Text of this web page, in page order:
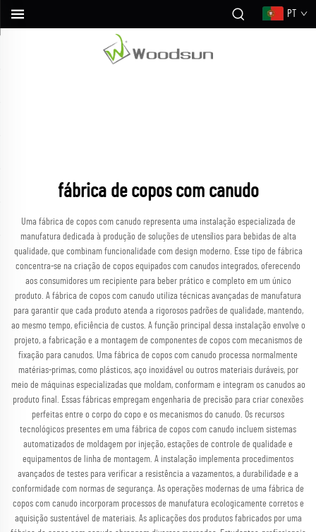
PT
fábrica de copos com canudo
Uma fábrica de copos com canudo representa uma instalação especializada de
manufatura dedicada à produção de soluções de utensílios para bebidas de alta
qualidade, que combinam funcionalidade com design moderno. Esse tipo de fábrica
concentra-se na criação de copos equipados com canudos integrados, oferecendo
aos consumidores um recipiente para beber prático e completo em um único
produto. A fábrica de copos com canudo utiliza técnicas avançadas de manufatura
para garantir que cada produto atenda a rigorosos padrões de qualidade, mantendo,
ao mesmo tempo, eficiência de custos. A função principal dessa instalação envolve o
projeto, a fabricação e a montagem de componentes de copos com mecanismos de
fixação para canudos. Uma fábrica de copos com canudo processa normalmente
matérias-primas, como plásticos, aço inoxidável ou outros materiais duráveis, por
meio de máquinas especializadas que moldam, conformam e integram os canudos ao
produto final. Essas fábricas empregam engenharia de precisão para criar conexões
perfeitas entre o corpo do copo e os mecanismos do canudo. Os recursos
tecnológicos presentes em uma fábrica de copos com canudo incluem sistemas
automatizados de moldagem por injeção, estações de controle de qualidade e
equipamentos de linha de montagem. A instalação implementa procedimentos
avançados de testes para verificar a resistência a vazamentos, a durabilidade e a
conformidade com normas de segurança. As operações modernas de uma fábrica de
copos com canudo incorporam processos de manufatura ecologicamente corretos e
aquisição sustentável de materiais. As aplicações dos produtos fabricados por uma